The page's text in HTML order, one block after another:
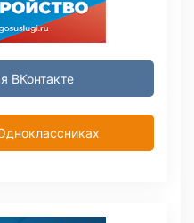
ВКонтакте